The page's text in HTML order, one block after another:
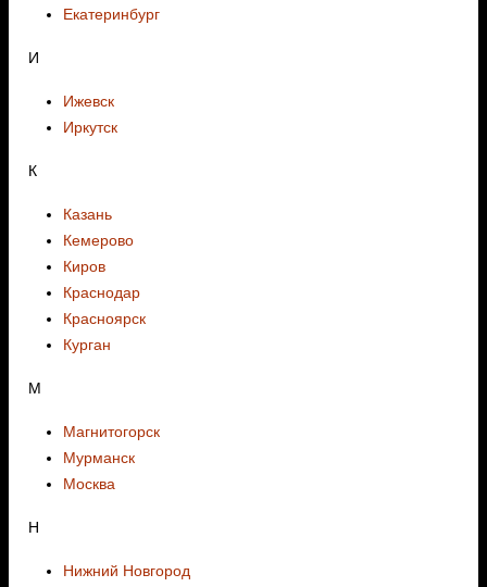
Екатеринбург
И
Ижевск
Иркутск
К
Казань
Кемерово
Киров
Краснодар
Красноярск
Курган
М
Магнитогорск
Мурманск
Москва
Н
Нижний Новгород